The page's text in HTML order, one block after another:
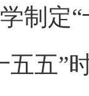
制定
五五”